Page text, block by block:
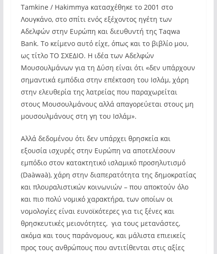
Tamkine / Hakimmya κατασχέθηκε το 2001 στο
Λουγκάνο, στο σπίτι ενός εξέχοντος ηγέτη των
Αδελφών στην Ευρώπη και διευθυντή της Taqwa
Bank. Το κείμενο αυτό είχε, όπως και το βιβλίο μου,
ως τίτλο ΤΟ ΣΧΕΔΙΟ. Η ιδέα των Αδελφών
Μουσουλμάνων για τη Δύση είναι ότι «δεν υπάρχουν
σημαντικά εμπόδια στην επέκταση του Ισλάμ, χάρη
στην ελευθερία της λατρείας που παραχωρείται
στους Μουσουλμάνους αλλά απαγορεύεται στους μη
μουσουλμάνους στη γη του Ισλάμ».
Αλλά δεδομένου ότι δεν υπάρχει θρησκεία και
εξουσία ισχυρές στην Ευρώπη να αποτελέσουν
εμπόδιο στον κατακτητικό ισλαμικό προσηλυτισμό
(Daàwaà), χάρη στην διαπερατότητα της δημοκρατίας
και πλουραλιστικών κοινωνιών – που αποκτούν όλο
και πιο πολύ νομικό χαρακτήρα, των οποίων οι
νομολογίες είναι ευνοϊκότερες για τις ξένες και
θρησκευτικές μειονότητες, για τους μετανάστες,
ακόμα και τους παράνομους, και μάλιστα επιεικείς
προς τους ανθρώπους που αντιτίθενται στις αξίες